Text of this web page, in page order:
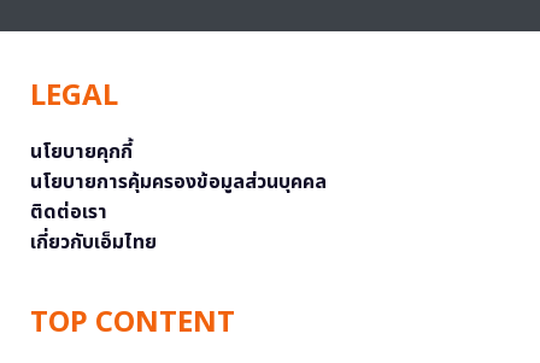
LEGAL
นโยบายคุกกี้
นโยบายการคุ้มครองข้อมูลส่วนบุคคล
ติดต่อเรา
เกี่ยวกับเอ็มไทย
TOP CONTENT